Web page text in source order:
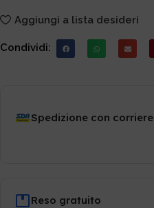
Aggiungi a lista desideri
Condividi:
Spedizione con corriere
Reso gratuito